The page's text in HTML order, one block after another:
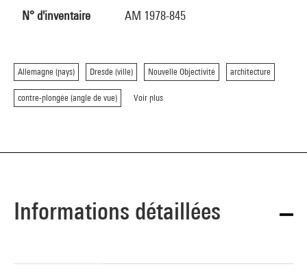
N° d'inventaire AM 1978-845
Allemagne (pays) Dresde (ville) Nouvelle Objectivité architecture
contre-plongée (angle de vue) Voir plus
Informations détaillées